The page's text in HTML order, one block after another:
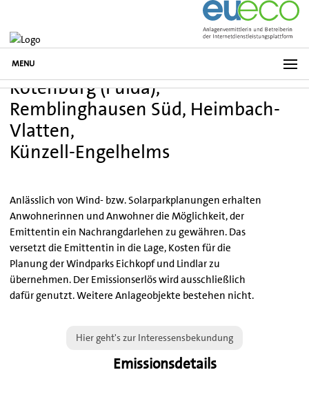
MENU
Rotenburg (Fulda),
Remblinghausen Süd, Heimbach-
Vlatten,
Künzell-Engelhelms
Anlässlich von Wind- bzw. Solarparkplanungen erhalten
Anwohnerinnen und Anwohner die Möglichkeit, der
Emittentin ein Nachrangdarlehen zu gewähren. Das
versetzt die Emittentin in die Lage, Kosten für die
Planung der Windparks Eichkopf und Lindlar zu
übernehmen. Der Emissionserlös wird ausschließlich
dafür genutzt. Weitere Anlageobjekte bestehen nicht.
Hier geht's zur Interessensbekundung
Emissionsdetails